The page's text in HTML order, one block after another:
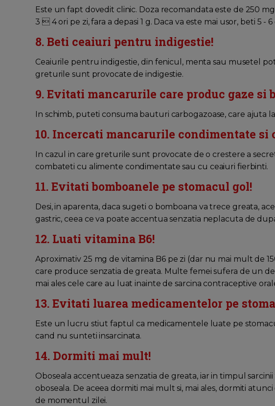
Este un fapt dovedit clinic. Doza recomandata este de 250
3  4 ori pe zi, fara a depasi 1 g. Daca va este mai usor, beti 5 -
8. Beti ceaiuri pentru indigestie!
Ceaiurile pentru indigestie, din fenicul, menta sau musetel pot
greturile sunt provocate de indigestie.
9. Evitati mancarurile care produc gaze si
In schimb, puteti consuma bauturi carbogazoase, care ajuta
10. Incercati mancarurile condimentate
In cazul in care greturile sunt provocate de o crestere a
combateti cu alimente condimentate sau cu ceaiuri fierbinti.
11. Evitati bomboanele pe stomacul gol!
Desi, in aparenta, daca sugeti o bomboana va trece greata,
gastric, ceea ce va poate accentua senzatia neplacuta de
12. Luati vitamina B6!
Aproximativ 25 mg de vitamina B6 pe zi (dar nu mai mult de
care produce senzatia de greata. Multe femei sufera de un
mai ales cele care au luat inainte de sarcina contraceptive
13. Evitati luarea medicamentelor pe
Este un lucru stiut faptul ca medicamentele luate pe
cand nu sunteti insarcinata.
14. Dormiti mai mult!
Oboseala accentueaza senzatia de greata, iar in timpul
oboseala. De aceea dormiti mai mult si, mai ales, dormiti
de momentul zilei.